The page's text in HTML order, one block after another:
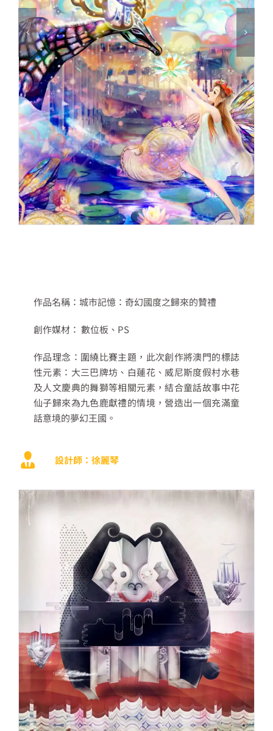
作品名稱：城市記憶：奇幻國度之歸來的贊禮
創作媒材： 數位板、PS
作品理念：圍繞比賽主題，此次創作將澳門的標誌
性元素：大三巴牌坊、白蓮花、威尼斯度假村水巷
及人文慶典的舞獅等相關元素，結合童話故事中花
仙子歸來為九色鹿獻禮的情境，營造出一個充滿童
話意境的夢幻王國。
設計師：徐麗琴